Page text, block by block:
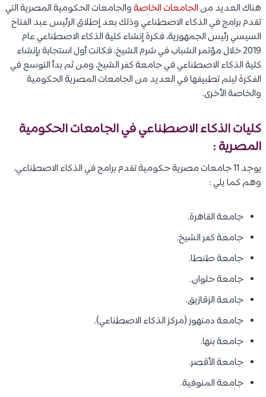
هناك العديد منالجامعات الخاصةوالجامعات الحكومية المصرية التي
تقدم برامج في الذكاء الاصطناعي وذلك بعد إطلاق الرئيس عبد الفتاح
السيسي رئيس الجمهورية، فكرة إنشاء كلية الذكاء الاصطناعي عام
2019 خلال مؤتمر الشباب في شرم الشيخ، فكانت أول استجابة بإنشاء
كلية الذكاء الاصطناعي في جامعة كفر الشيخ، ومن ثم بدأ التوسع في
الفكرة ليتم تطبيقها في العديد من الجامعات المصرية الحكومية
والخاصة الأخرى.
كليات الذكاء الاصطناعي في الجامعات الحكومية
المصرية :
يوجد 11 جامعات مصرية حكومية تقدم برامج في الذكاء الاصطناعي،
وهم كما يلي :
جامعة القاهرة.
جامعة كفر الشيخ.
جامعة طنطا.
جامعة حلوان.
جامعة الزقازيق.
جامعة دمنهور (مركز الذكاء الاصطناعي).
جامعة بنها.
جامعة الأقصر.
جامعة المنوفية.